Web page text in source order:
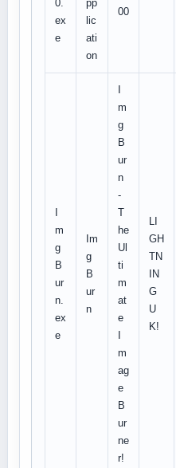
0.
ex
e
pp
lic
ati
on
00
m
g
B
ur
n.
ex
e
Im
g
B
ur
n
m
g
B
ur
n
-
T
he
Ul
ti
m
at
e
m
ag
e
B
ur
ne
r!
LI
GH
TN
IN
G
U
K!